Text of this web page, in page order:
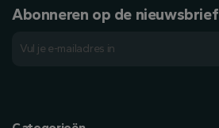
Abonneren op de nieuwsbrief